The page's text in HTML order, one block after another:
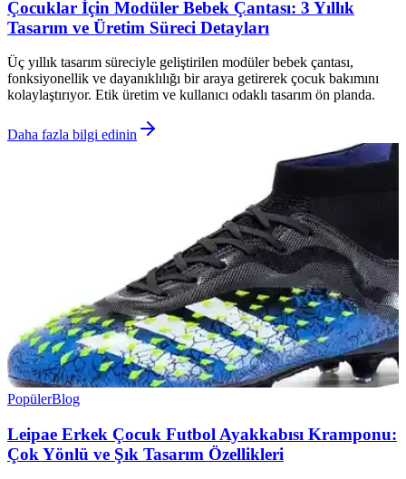
Çocuklar İçin Modüler Bebek Çantası: 3 Yıllık
Tasarım ve Üretim Süreci Detayları
Üç yıllık tasarım süreciyle geliştirilen modüler bebek çantası,
fonksiyonellik ve dayanıklılığı bir araya getirerek çocuk bakımını
kolaylaştırıyor. Etik üretim ve kullanıcı odaklı tasarım ön planda.
Daha fazla bilgi edinin
PopülerBlog
Leipae Erkek Çocuk Futbol Ayakkabısı Kramponu:
Çok Yönlü ve Şık Tasarım Özellikleri